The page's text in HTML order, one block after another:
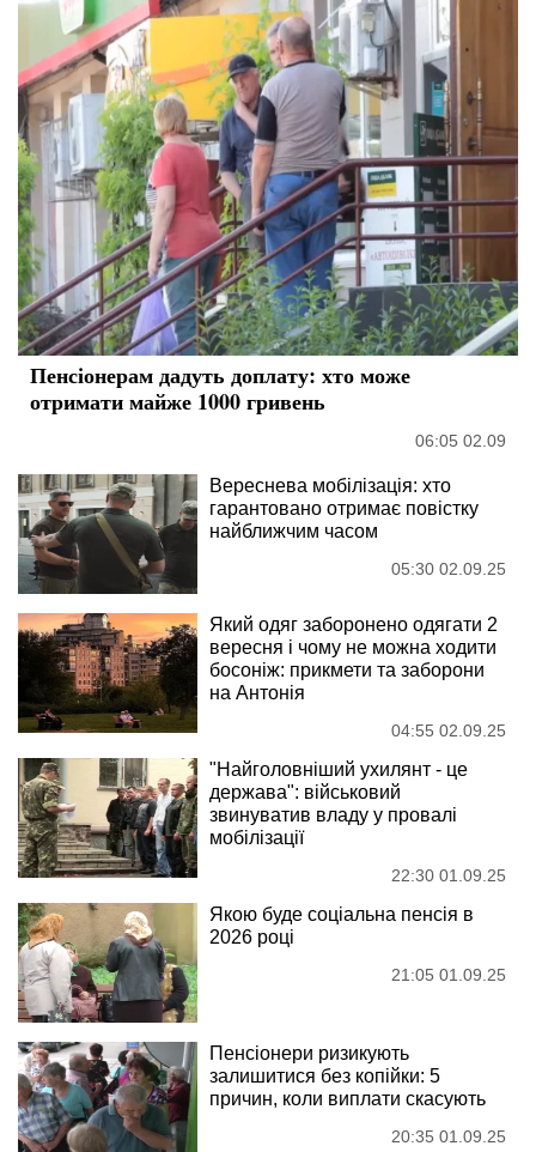
Пенсіонерам дадуть доплату: хто може
отримати майже 1000 гривень
06:05 02.09
Вереснева мобілізація: хто
гарантовано отримає повістку
найближчим часом
05:30 02.09.25
Який одяг заборонено одягати 2
вересня і чому не можна ходити
босоніж: прикмети та заборони
на Антонія
04:55 02.09.25
"Найголовніший ухилянт - це
держава": військовий
звинуватив владу у провалі
мобілізації
22:30 01.09.25
Якою буде соціальна пенсія в
2026 році
21:05 01.09.25
Пенсіонери ризикують
залишитися без копійки: 5
причин, коли виплати скасують
20:35 01.09.25